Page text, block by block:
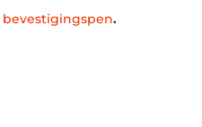
bevestigingspen.